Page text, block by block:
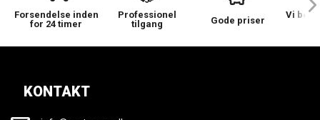
Forsendelse inden
for 24 timer
Professionel
tilgang
Gode priser
Vi
KONTAKT